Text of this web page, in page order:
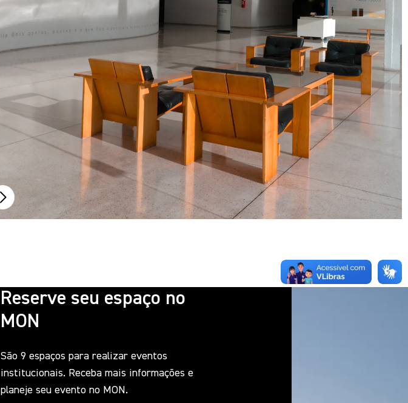
Reserve seu espaço no
MON
São 9 espaços para realizar eventos
institucionais. Receba mais informações e
planeje seu evento no MON.